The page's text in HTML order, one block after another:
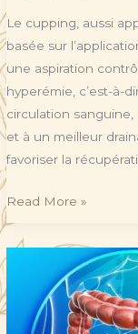
Le cupping, aussi
basée sur
une aspiration
hyperémie, c’est-à-
circulation
et à un meilleur
favoriser la
Read More »
Le
Syndrome
de
l’Intestin